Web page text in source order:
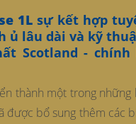
1L sự kết hợp
lâu dài và kỹ
Scotland -
thành một trong
được bổ sung thêm các